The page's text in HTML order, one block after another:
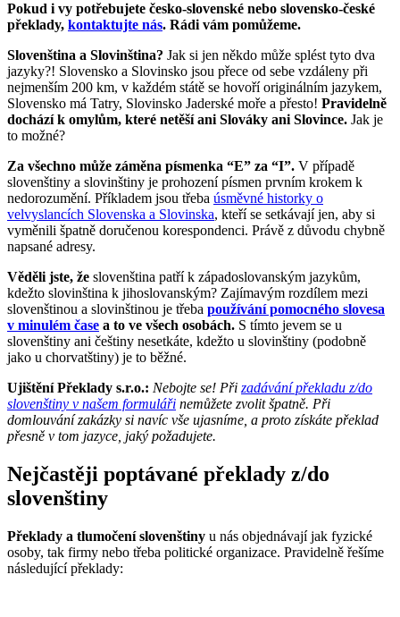
Pokud i vy potřebujete česko-slovenské nebo slovensko-české
překlady, kontaktujte nás. Rádi vám pomůžeme.
Slovenština a Slovinština? Jak si jen někdo může splést tyto dva
jazyky?! Slovensko a Slovinsko jsou přece od sebe vzdáleny při
nejmenším 200 km, v každém státě se hovoří originálním jazykem,
Slovensko má Tatry, Slovinsko Jaderské moře a přesto! Pravidelně
dochází k omylům, které netěší ani Slováky ani Slovince. Jak je
to možné?
Za všechno může záměna písmenka “E” za “I”. V případě
slovenštiny a slovinštiny je prohození písmen prvním krokem k
nedorozumění. Příkladem jsou třeba úsměvné historky o
velvyslancích Slovenska a Slovinska, kteří se setkávají jen, aby si
vyměnili špatně doručenou korespondenci. Právě z důvodu chybně
napsané adresy.
Věděli jste, že slovenština patří k západoslovanským jazykům,
kdežto slovinština k jihoslovanským? Zajímavým rozdílem mezi
slovenštinou a slovinštinou je třeba používání pomocného slovesa
v minulém čase a to ve všech osobách. S tímto jevem se u
slovenštiny ani češtiny nesetkáte, kdežto u slovinštiny (podobně
jako u chorvatštiny) je to běžné.
Ujištění Překlady s.r.o.: Nebojte se! Při zadávání překladu z/do
slovenštiny v našem formuláři nemůžete zvolit špatně. Při
domlouvání zakázky si navíc vše ujasníme, a proto získáte překlad
přesně v tom jazyce, jaký požadujete.
Nejčastěji poptávané překlady z/do
slovenštiny
Překlady a tlumočení slovenštiny u nás objednávají jak fyzické
osoby, tak firmy nebo třeba politické organizace. Pravidelně řešíme
následující překlady: